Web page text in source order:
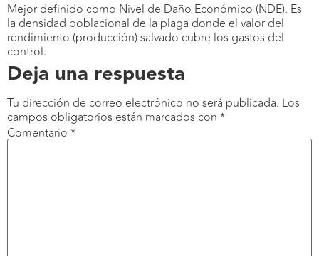
Mejor definido como Nivel de Daño Económico (NDE). Es
la densidad poblacional de la plaga donde el valor del
rendimiento (producción) salvado cubre los gastos del
control.
Deja una respuesta
Tu dirección de correo electrónico no será publicada. Los
campos obligatorios están marcados con *
Comentario *